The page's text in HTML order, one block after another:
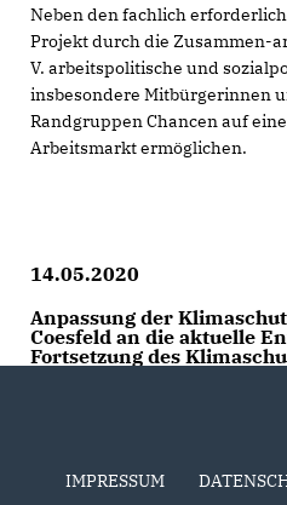
Neben den fachlich
Projekt durch die Zusammen-
V. arbeitspolitische und
insbesondere Mitbürgerinnen
Randgruppen Chancen auf
Arbeitsmarkt ermöglichen.
14.05.2020
Anpassung der
Coesfeld an die aktuelle
Fortsetzung des
IMPRESSUM